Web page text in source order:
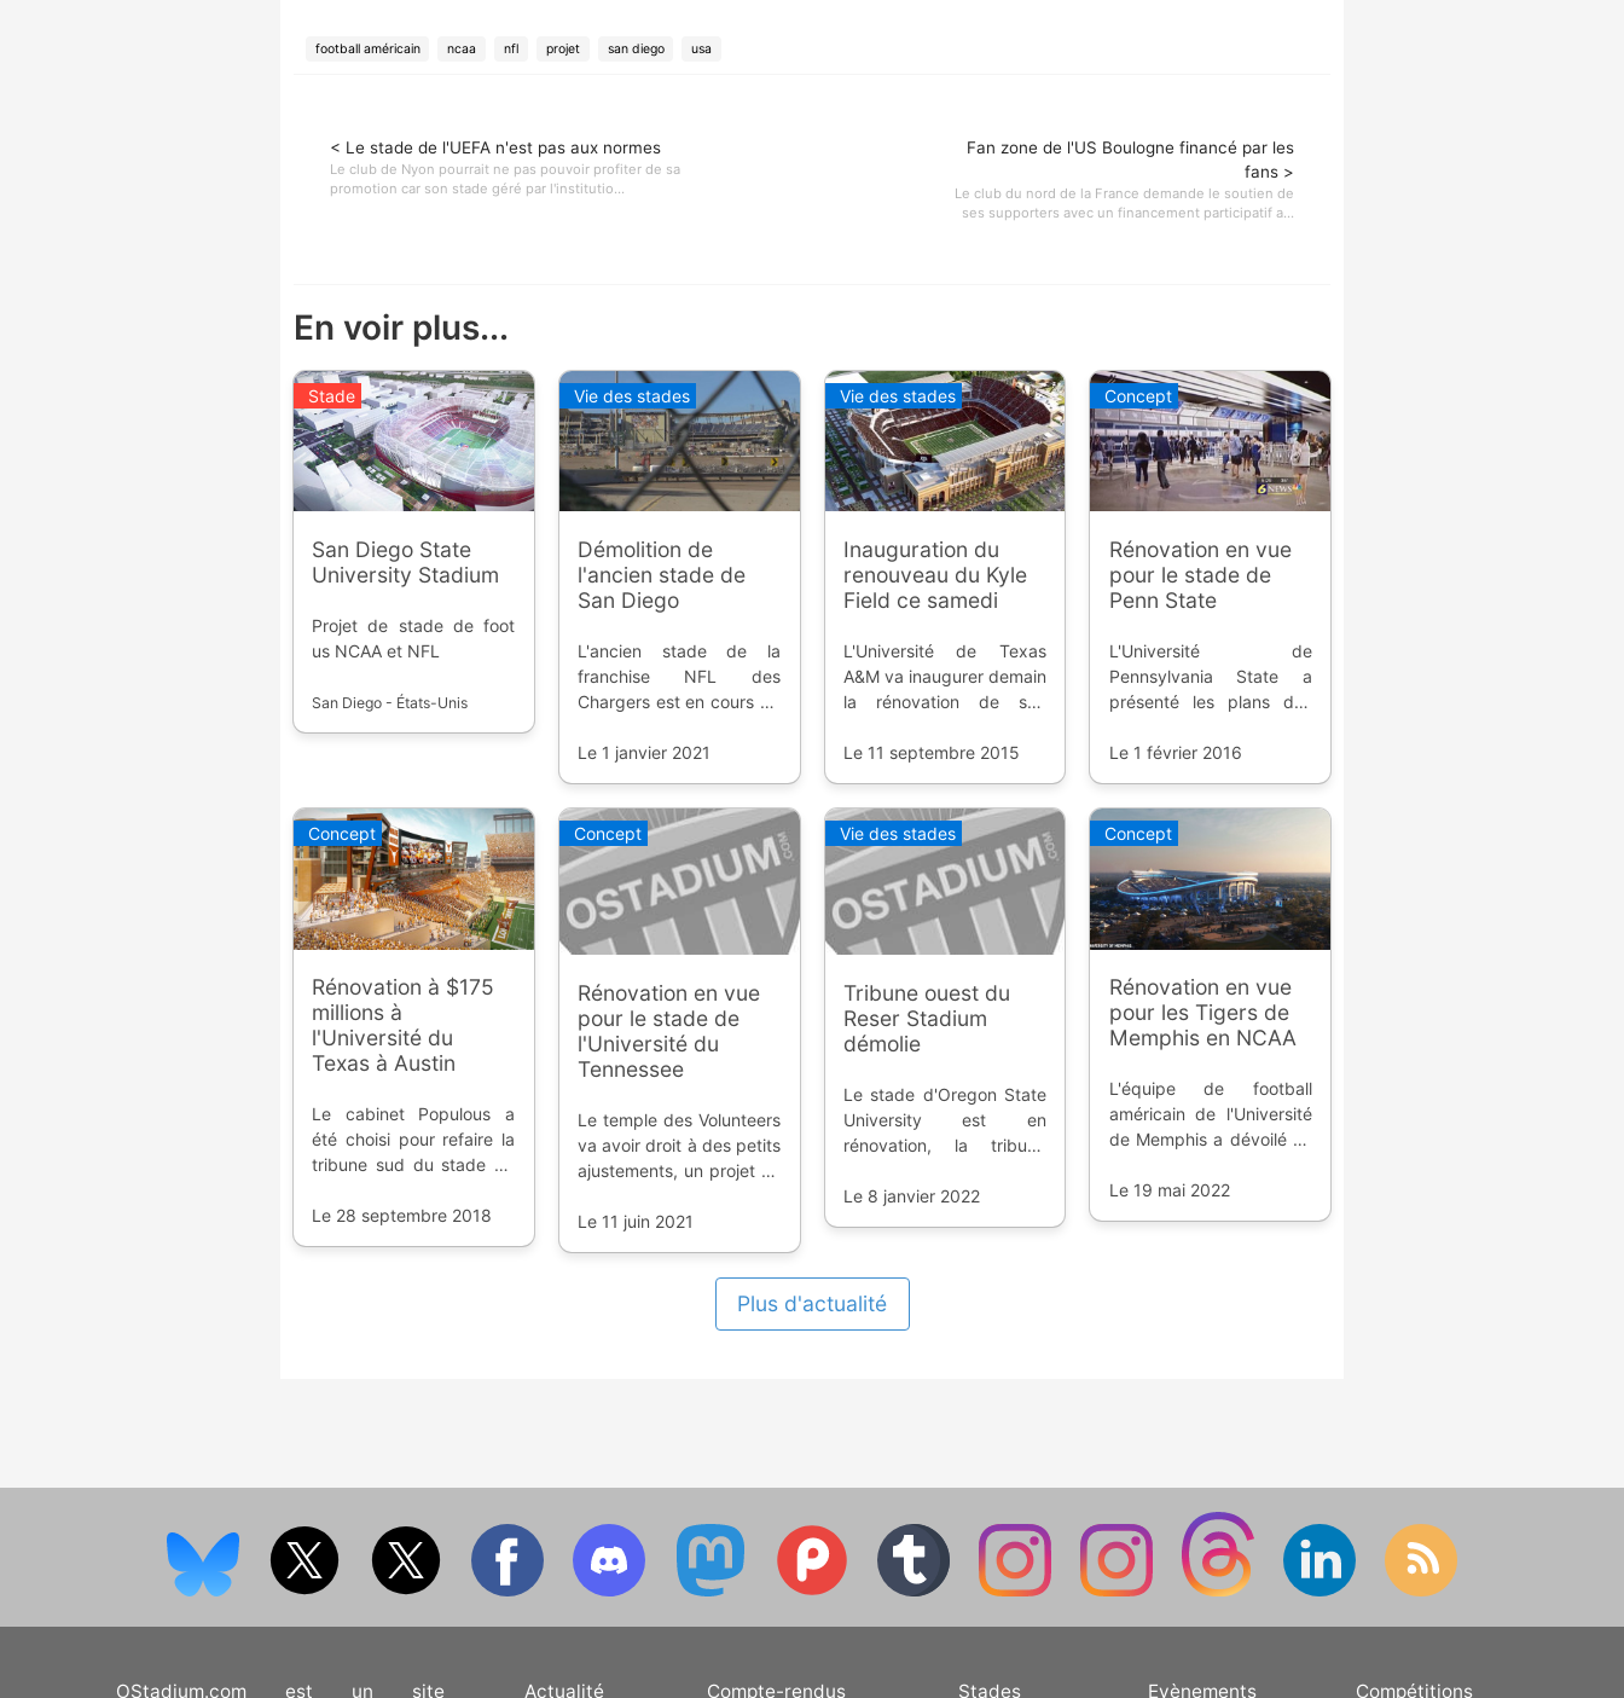
football américain ncaa nfl projet san diego usa
< Le stade de l'UEFA n'est pas aux normes
Le club de Nyon pourrait ne pas pouvoir profiter de sa
promotion car son stade géré par l'institutio...
Fan zone de l'US Boulogne financé par les
fans >
Le club du nord de la France demande le soutien de
ses supporters avec un financement participatif a...
En voir plus...
Stade
San Diego State
University Stadium
Projet de stade de foot
us NCAA et NFL
San Diego - États-Unis
Vie des stades
Démolition de
l'ancien stade de
San Diego
L'ancien stade de la
franchise NFL des
Chargers est en cours de
place à un tout nouveau
Le 1 janvier 2021
Vie des stades
Inauguration du
renouveau du Kyle
Field ce samedi
L'Université de Texas
A&M va inaugurer demain
la rénovation de son
que nous devons à
pouvons découvrir en
vidéo.
Le 11 septembre 2015
Concept
Rénovation en vue
pour le stade de
Penn State
L'Université de
Pennsylvania State a
présenté les plans des
effectuées sur le stade
américain, le Beaver
Stadium.
Le 1 février 2016
Concept
Rénovation à $175
millions à
l'Université du
Texas à Austin
Le cabinet Populous a
été choisi pour refaire la
tribune sud du stade de
transformation des plus
Le 28 septembre 2018
Concept
Rénovation en vue
pour le stade de
l'Université du
Tennessee
Le temple des Volunteers
va avoir droit à des petits
ajustements, un projet en
première est attendue
Le 11 juin 2021
Vie des stades
Tribune ouest du
Reser Stadium
démolie
Le stade d'Oregon State
University est en
rénovation, la tribune
avec un spectacle
Le 8 janvier 2022
Concept
Rénovation en vue
pour les Tigers de
Memphis en NCAA
L'équipe de football
américain de l'Université
de Memphis a dévoilé un
rénovation pour son
Le 19 mai 2022
Plus d'actualité
OStadium.com est un site Actualité Compte-rendus Stades Evènements Compétitions